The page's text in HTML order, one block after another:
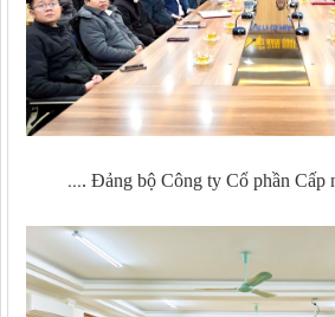
.... Đảng bộ Công ty Cổ phần